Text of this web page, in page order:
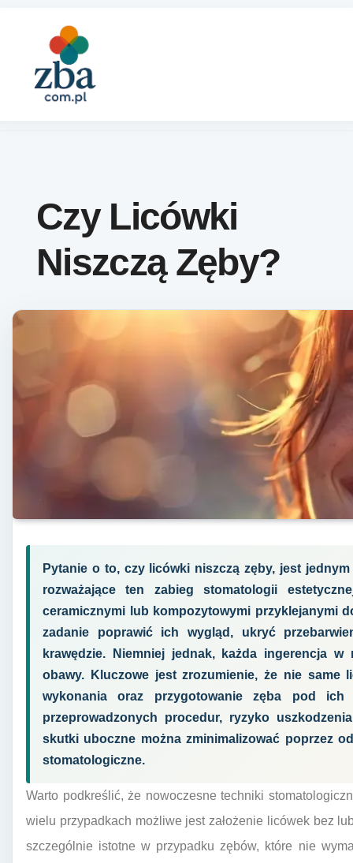
Czy Licówki
Niszczą Zęby?
Pytanie o to, czy licówki niszczą zęby, jest
rozważające ten zabieg stomatologii
ceramicznymi lub kompozytowymi przyklejanymi
zadanie poprawić ich wygląd, ukryć
krawędzie. Niemniej jednak, każda ingerencja
obawy. Kluczowe jest zrozumienie, że nie same
wykonania oraz przygotowanie zęba pod ich
przeprowadzonych procedur, ryzyko
skutki uboczne można zminimalizować poprzez
stomatologiczne.
Warto podkreślić, że nowoczesne techniki
wielu przypadkach możliwe jest założenie licówek bez
szczególnie istotne w przypadku zębów, które nie